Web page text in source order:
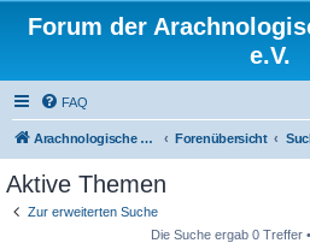
Forum der
e.V.
FAQ
Arachnologische Gesellschaft e. V. Forenübersicht
Aktive Themen
Zur erweiterten Suche
Die Suche ergab 0 Treffer